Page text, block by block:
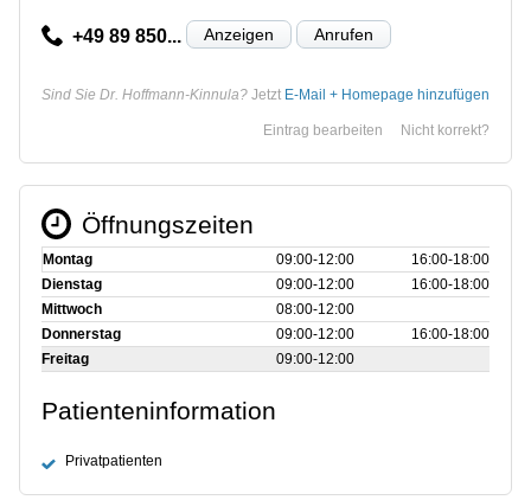
+49 89 850... Anzeigen Anrufen
Sind Sie Dr. Hoffmann-Kinnula? Jetzt E-Mail + Homepage hinzufügen
Nicht korrekt?
Eintrag bearbeiten
Öffnungszeiten
Montag 09:00‑12:00
16:00‑18:00
Dienstag
09:00‑12:00
16:00‑18:00
Mittwoch
08:00‑12:00
Donnerstag
09:00‑12:00
16:00‑18:00
Freitag
09:00‑12:00
Patienteninformation
Privatpatienten